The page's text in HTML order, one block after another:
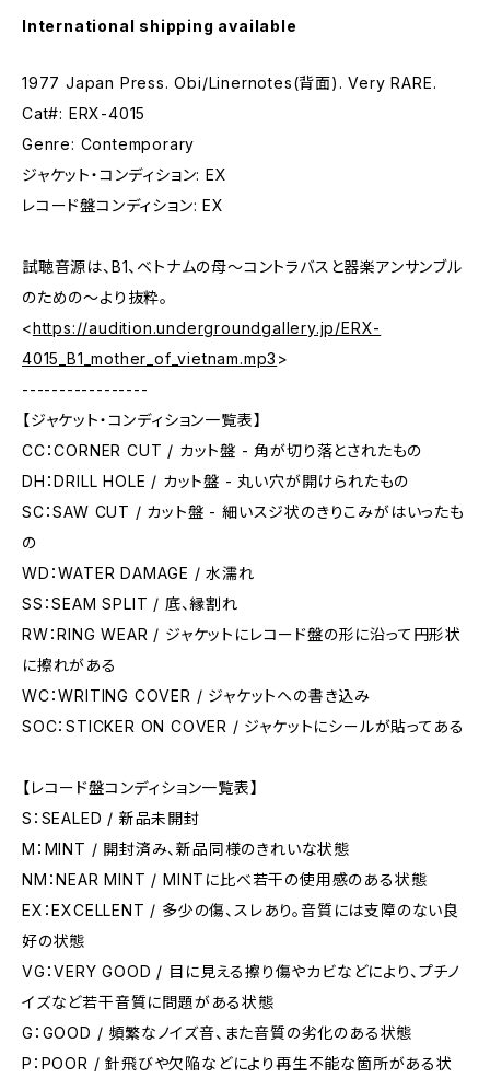
International shipping available
1977 Japan Press. Obi/Linernotes(背面). Very RARE.
Cat#: ERX-4015
Genre: Contemporary
ジャケット・コンディション: EX
レコード盤コンディション: EX
試聴音源は、B1、ベトナムの母〜コントラバスと器楽アンサンブル
のための〜より抜粋。
<https://audition.undergroundgallery.jp/ERX-
4015_B1_mother_of_vietnam.mp3 >
-----------------
【ジャケット・コンディション一覧表】
CC：CORNER CUT / カット盤 - 角が切り落とされたもの
DH：DRILL HOLE / カット盤 - 丸い穴が開けられたもの
SC：SAW CUT / カット盤 - 細いスジ状のきりこみがはいったも
の
WD：WATER DAMAGE / 水濡れ
SS：SEAM SPLIT / 底、縁割れ
RW：RING WEAR / ジャケットにレコード盤の形に沿って円形状
に擦れがある
WC：WRITING COVER / ジャケットへの書き込み
SOC：STICKER ON COVER / ジャケットにシールが貼ってある
【レコード盤コンディション一覧表】
S：SEALED / 新品未開封
M：MINT / 開封済み、新品同様のきれいな状態
NM：NEAR MINT / MINTに比べ若干の使用感のある状態
EX：EXCELLENT / 多少の傷、スレあり。音質には支障のない良
好の状態
VG：VERY GOOD / 目に見える擦り傷やカビなどにより、プチノ
イズなど若干音質に問題がある状態
G：GOOD / 頻繁なノイズ音、また音質の劣化のある状態
P：POOR / 針飛びや欠陥などにより再生不能な箇所がある状